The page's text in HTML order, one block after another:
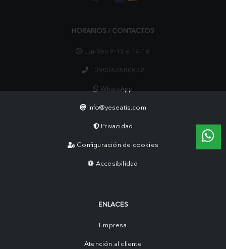
HORARIOS / CONTACTOS
Lun-Ven 9-13 e 14-18
+390362580932
WhatsApp
info@yeseatis.com
Privacidad
Configuración de cookies
Accesibilidad
ENLACES
Empresa
Atención al cliente